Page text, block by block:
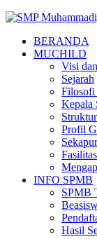
BERANDA
MUCHILD
Visi
Sejarah
Filosofi
Kepala
Profil
INFO SPMB
SPMB
Hasil